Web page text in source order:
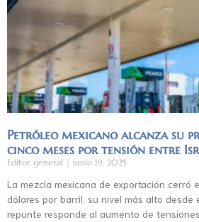
Petróleo mexicano alcanza su
cinco meses por tensión entre
Editor general junio 19, 2025
La mezcla mexicana de exportación cerró
dólares por barril, su nivel más alto desde
repunte responde al aumento de